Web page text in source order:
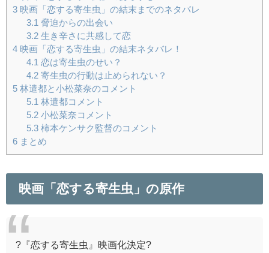
3 映画「恋する寄生虫」の結末までのネタバレ
3.1 脅迫からの出会い
3.2生き辛さに共感して恋
4 映画「恋する寄生虫」の結末ネタバレ！
4.1 恋は寄生虫のせい？
4.2寄生虫の行動は止められない？
5 林遣都と小松菜奈のコメント
5.1 林遣都コメント
5.2小松菜奈コメント
5.3柿本ケンサク監督のコメント
6 まとめ
映画「恋する寄生虫」の原作
?『恋する寄生虫』映画化決定?